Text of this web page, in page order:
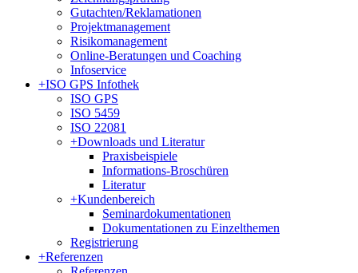
Gutachten/Reklamationen
Projektmanagement
Risikomanagement
Online-Beratungen und Coaching
Infoservice
+ISO GPS Infothek
ISO GPS
ISO 5459
ISO 22081
+Downloads und Literatur
Praxisbeispiele
Informations-Broschüren
Literatur
+Kundenbereich
Seminardokumentationen
Dokumentationen zu Einzelthemen
Registrierung
+Referenzen